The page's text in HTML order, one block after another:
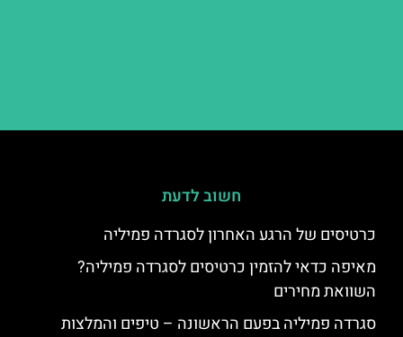
חשוב לדעת
כרטיסים של הרגע האחרון לסגרדה פמיליה
מאיפה כדאי להזמין כרטיסים לסגרדה פמיליה?
השוואת מחירים
סגרדה פמיליה בפעם הראשונה – טיפים והמלצות